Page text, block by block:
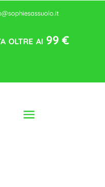
oltre ai 99 €